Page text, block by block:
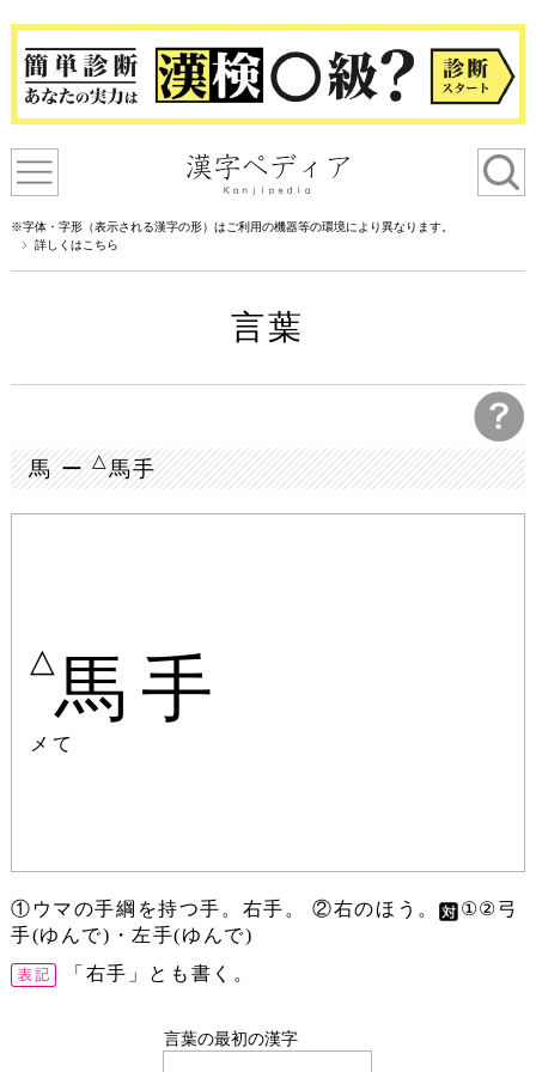
※字体・字形（表示される漢字の形）はご利用の機器等の環境により異なります。
詳しくはこちら
言葉
馬 ー△馬手
△馬手
メて
①ウマの手綱を持つ手。右手。 ②右のほう。
①②弓
手(ゆんで)・左手(ゆんで)
「右手」とも書く。
言葉の最初の漢字